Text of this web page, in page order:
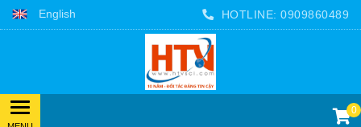
English HOTLINE: 0909860489
0